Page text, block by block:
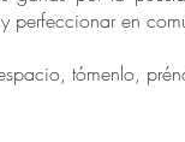
perfeccionar en
tómenlo,